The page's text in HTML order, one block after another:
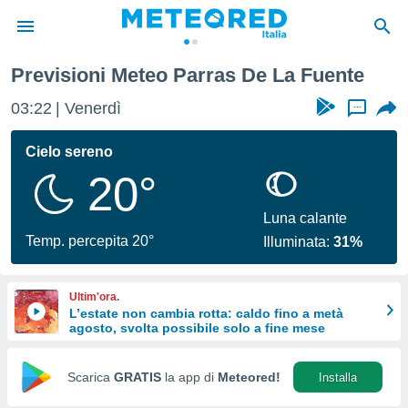
di
per
le
di
Web
Previsioni Meteo Parras De La Fuente
03:22 Venerdì ...
Cielo sereno
20°
Temp. percepita 20°
Luna calante
Illuminata:31%
Ultim'ora.
L’estate non cambia rotta: caldo fino a metà
agosto, svolta possibile solo a fine mese
Scarica GRATIS la app di Meteored! Installa